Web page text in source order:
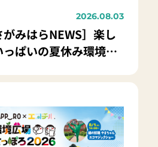
2026.08.03
がみはらNEWS］楽し
ぱいの夏休み環境学